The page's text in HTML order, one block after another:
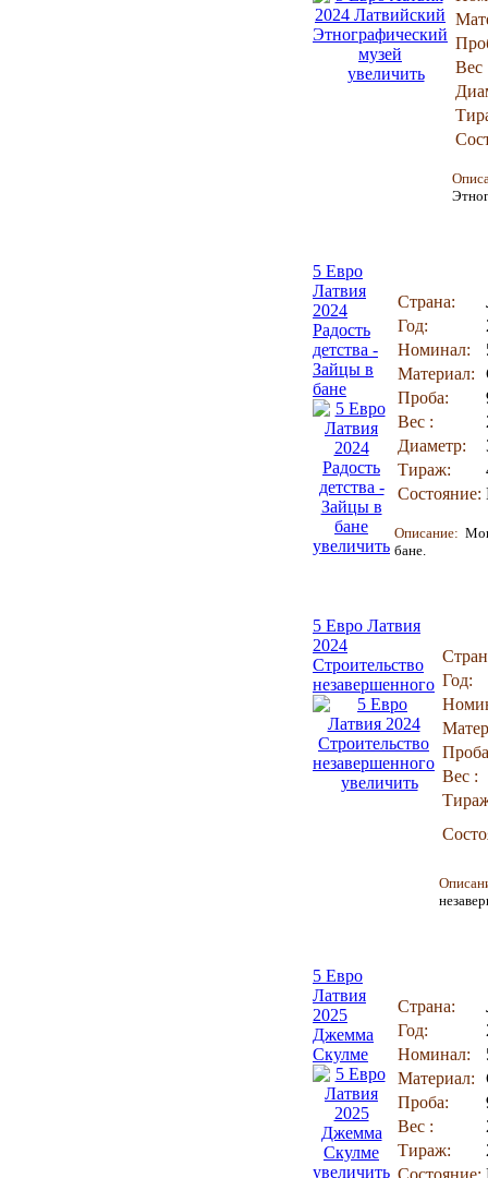
увеличить
Вес
5 Евро
Латвия
2024
Радость
детства -
Зайцы в
бане
увеличить
Страна:
Год:
Номинал:
Материал:
Проба:
Вес :
Диаметр:
Тираж:
Состояние:
Описание:
бане.
5 Евро Латвия
2024
Строительство
незавершенного
увеличить
Год:
Вес :
5 Евро
Латвия
2025
Джемма
Скулме
увеличить
Страна:
Год:
Номинал:
Материал:
Проба:
Вес :
Тираж:
Состояние: